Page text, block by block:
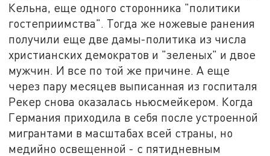
Кельна, еще одного сторонника "политики
гостеприимства". Тогда же ножевые ранения
получили еще две дамы-политика из числа
христианских демократов и "зеленых" и двое
мужчин. И все по той же причине. А еще
через пару месяцев выписанная из госпиталя
Рекер снова оказалась ньюсмейкером. Когда
Германия приходила в себя после устроенной
мигрантами в масштабах всей страны, но
медийно освещенной - с пятидневным